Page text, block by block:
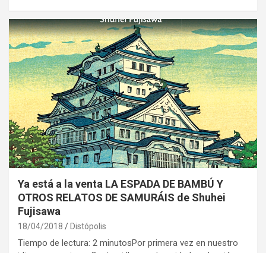
Ya está a la venta LA ESPADA DE BAMBÚ Y
OTROS RELATOS DE SAMURÁIS de Shuhei
Fujisawa
18/04/2018 Distópolis
Tiempo de lectura: 2 minutosPor primera vez en nuestro